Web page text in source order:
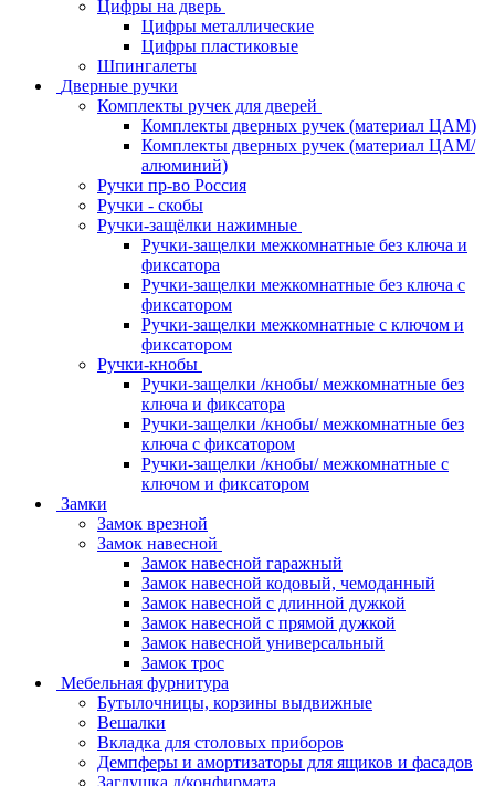
Цифры на дверь
Цифры металлические
Цифры пластиковые
Шпингалеты
Дверные ручки
Комплекты ручек для дверей
Комплекты дверных ручек (материал ЦАМ)
Комплекты дверных ручек (материал ЦАМ/
алюминий)
Ручки пр-во Россия
Ручки - скобы
Ручки-защёлки нажимные
Ручки-защелки межкомнатные без ключа и
фиксатора
Ручки-защелки межкомнатные без ключа с
фиксатором
Ручки-защелки межкомнатные с ключом и
фиксатором
Ручки-кнобы
Ручки-защелки /кнобы/ межкомнатные без
ключа и фиксатора
Ручки-защелки /кнобы/ межкомнатные без
ключа с фиксатором
Ручки-защелки /кнобы/ межкомнатные с
ключом и фиксатором
Замки
Замок врезной
Замок навесной
Замок навесной гаражный
Замок навесной кодовый, чемоданный
Замок навесной с длинной дужкой
Замок навесной с прямой дужкой
Замок навесной универсальный
Замок трос
Мебельная фурнитура
Бутылочницы, корзины выдвижные
Вешалки
Вкладка для столовых приборов
Демпферы и амортизаторы для ящиков и фасадов
Заглушка д/конфирмата